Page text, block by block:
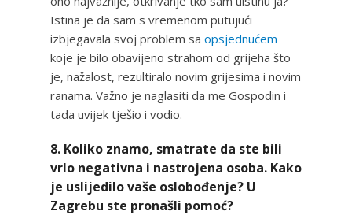
Istina je da sam s vremenom putujući
izbjegavala svoj problem sa opsjednućem
koje je bilo obavijeno strahom od grijeha što
je, nažalost, rezultiralo novim grijesima i novim
ranama. Važno je naglasiti da me Gospodin i
tada uvijek tješio i vodio.
8. Koliko znamo, smatrate da ste bili
vrlo negativna i nastrojena osoba. Kako
je uslijedilo vaše oslobođenje? U
Zagrebu ste pronašli pomoć?